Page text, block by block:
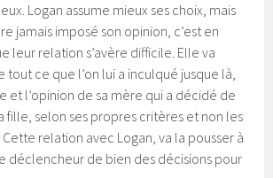
Logan assume mieux ses choix, mais
jamais imposé son opinion, c’est en
leur relation s’avère difficile. Elle va
ce que l’on lui a inculqué jusque là,
et l’opinion de sa mère qui a décidé de
fille, selon ses propres critères et non les
relation avec Logan, va la pousser à
déclencheur de bien des décisions pour